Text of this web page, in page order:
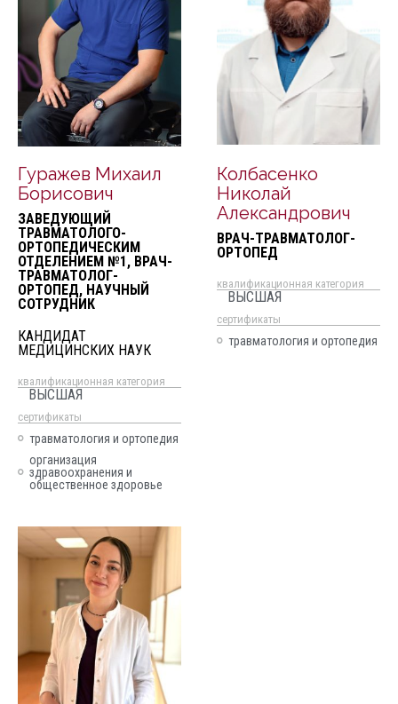
Гуражев Михаил
Борисович
ЗАВЕДУЮЩИЙ
ТРАВМАТОЛОГО-
ОРТОПЕДИЧЕСКИМ
ОТДЕЛЕНИЕМ №1, ВРАЧ-
ТРАВМАТОЛОГ-
ОРТОПЕД, НАУЧНЫЙ
СОТРУДНИК
КАНДИДАТ
МЕДИЦИНСКИХ НАУК
квалификационная категория
ВЫСШАЯ
cертификаты
травматология и ортопедия
организация
здравоохранения и
общественное здоровье
Колбасенко
Николай
Александрович
ВРАЧ-ТРАВМАТОЛОГ-
ОРТОПЕД
квалификационная категория
ВЫСШАЯ
cертификаты
травматология и ортопедия